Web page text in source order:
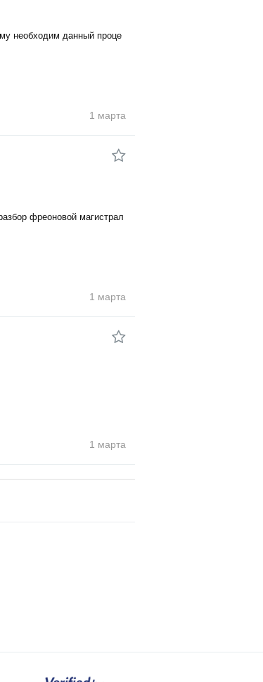
необходим данный проце
1 марта
фреоновой магистрал
1 марта
1 марта